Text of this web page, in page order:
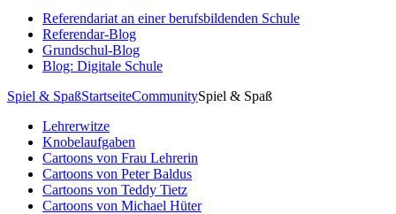
Referendariat an einer berufsbildenden Schule
Referendar-Blog
Grundschul-Blog
Blog: Digitale Schule
Spiel & SpaßStartseiteCommunitySpiel & Spaß
Lehrerwitze
Knobelaufgaben
Cartoons von Frau Lehrerin
Cartoons von Peter Baldus
Cartoons von Teddy Tietz
Cartoons von Michael Hüter